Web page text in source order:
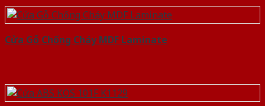
Cửa Gỗ Chống Cháy MDF Laminate